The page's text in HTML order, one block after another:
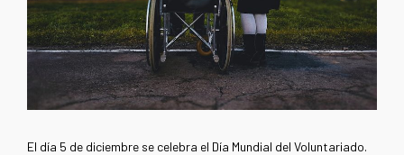
El día 5 de diciembre se celebra el Día Mundial del Voluntariado.